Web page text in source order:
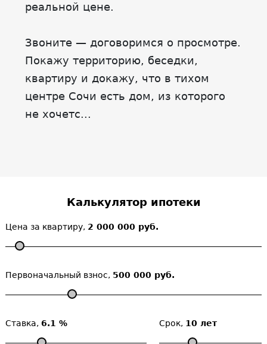
реальной цене.
Звоните — договоримся о просмотре.
Покажу территорию, беседки,
квартиру и докажу, что в тихом
центре Сочи есть дом, из которого
не хочетс...
Калькулятор ипотеки
Цена за квартиру, 2 000 000 руб.
Первоначальный взнос, 500 000 руб.
Ставка, 6.1 % Срок, 10 лет